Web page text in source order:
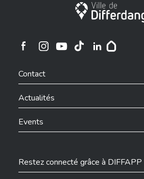
Ville de Differdange
Ville de Differdange sur Instagram
Contact
Actualités
Events
Restez connecté grâce à DIFFAPP